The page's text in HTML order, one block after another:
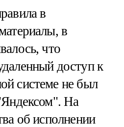
в
в
что
доступ к
системе не был
На
об исполнении